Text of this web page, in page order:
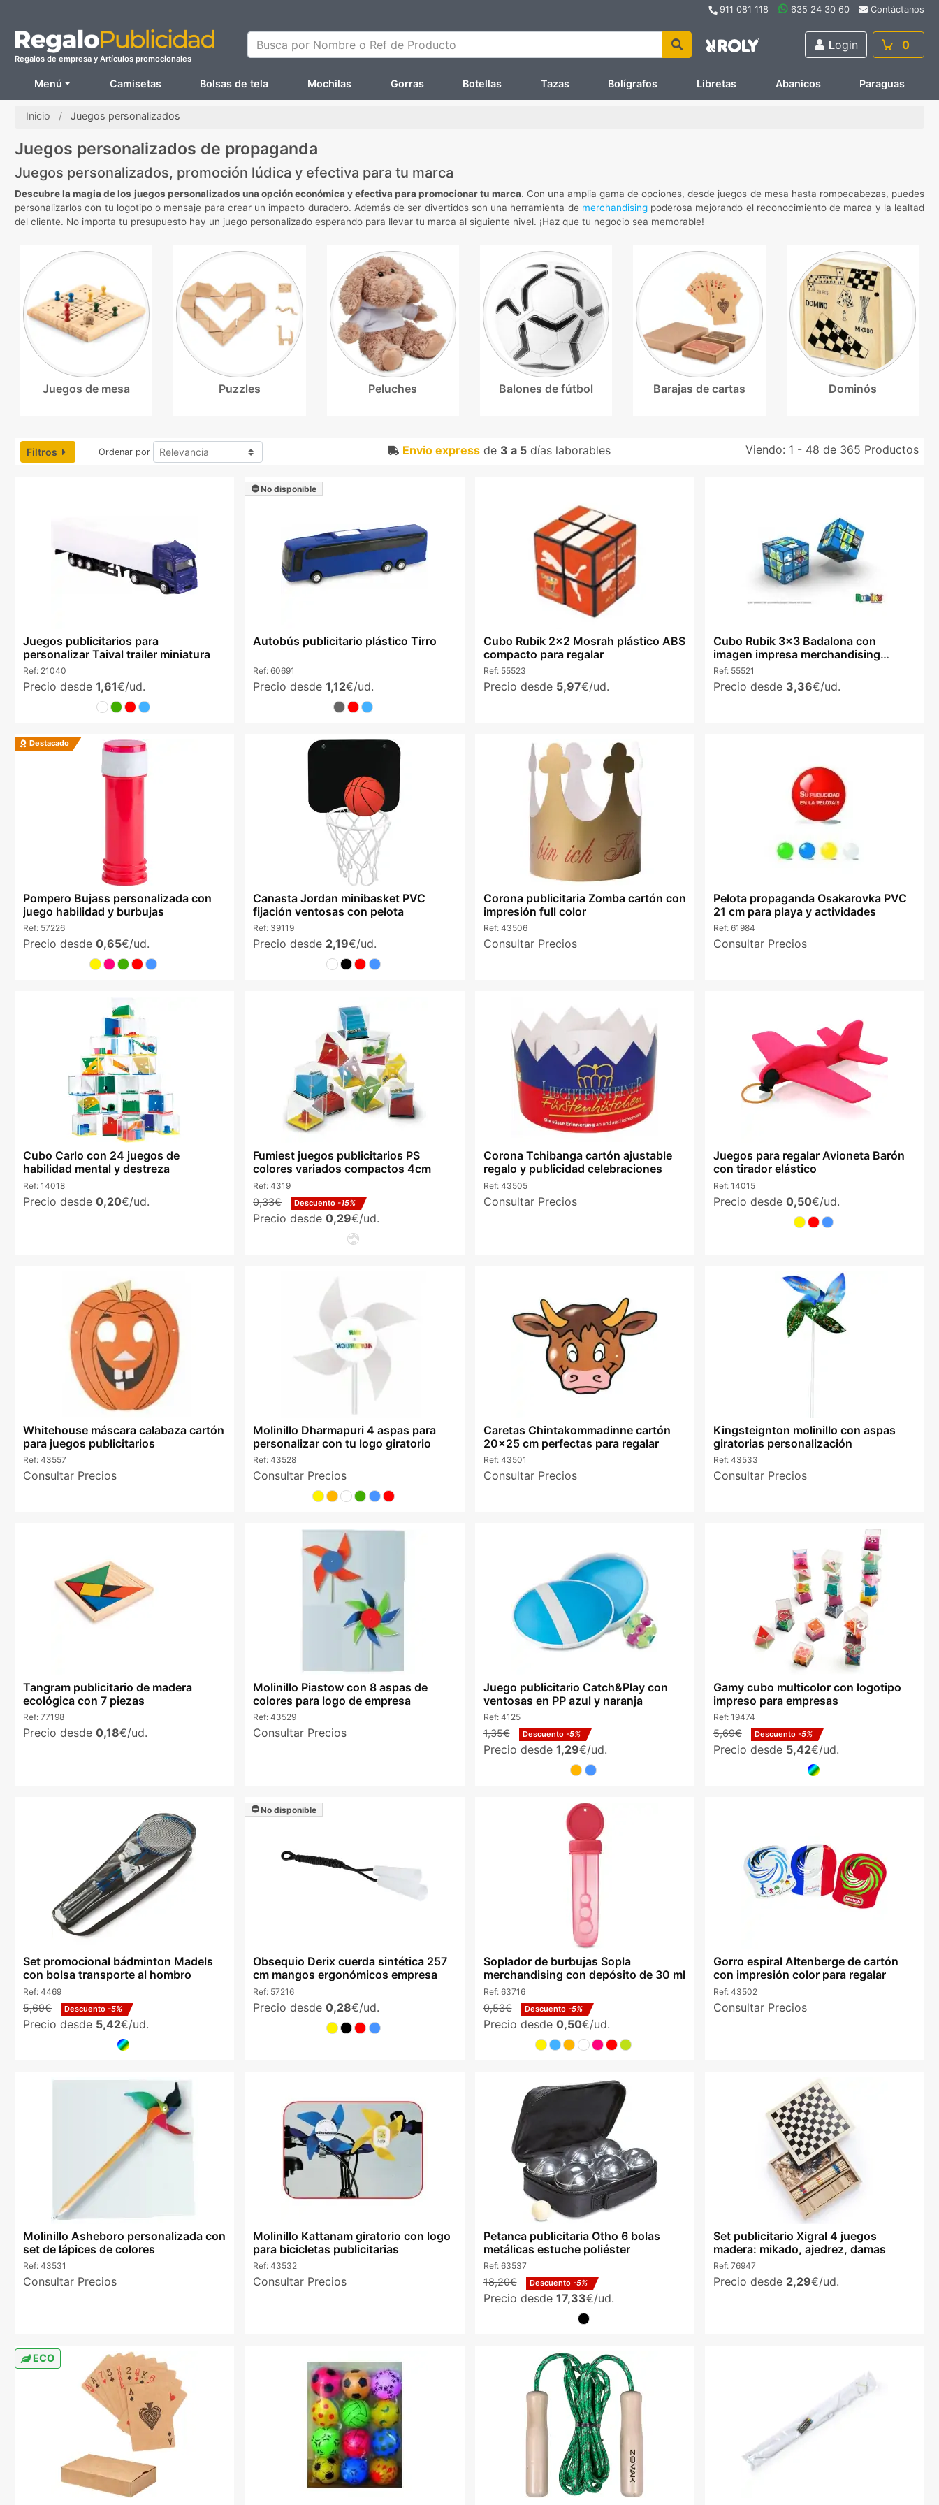
911 081 118 635 24 30 60 Contáctanos
Regalos de empresa y Artículos promocionales
Busca por Nombre o Ref de Producto Login 0
Menú Camisetas Bolsas de tela Mochilas Gorras Botellas Tazas Bolígrafos Libretas Abanicos Paraguas
Inicio Juegos personalizados
Juegos personalizados de propaganda
Juegos personalizados, promoción lúdica y efectiva para tu marca
Descubre la magia de los juegos personalizados una opción económica y efectiva para promocionar tu marca. Con una amplia gama de opciones, desde juegos de mesa hasta rompecabezas, puedes
personalizarlos con tu logotipo o mensaje para crear un impacto duradero. Además de ser divertidos son una herramienta de merchandisingpoderosa mejorando el reconocimiento de marca y la lealtad
del cliente. No importa tu presupuesto hay un juego personalizado esperando para llevar tu marca al siguiente nivel. ¡Haz que tu negocio sea memorable!
Juegos de mesa Puzzles Peluches Balones de fútbol Barajas de cartas Dominós
Filtros Ordenar por Envio expressde 3 a 5días laborables Viendo: 1 - 48 de 365 Productos
Juegos publicitarios para
personalizar Taival trailer miniatura
Ref: 21040
Precio desde 1,61€/ud.
No disponible
Autobús publicitario plástico Tirro
Ref:60691
Precio desde1,12€/ud.
Cubo Rubik 2x2 Mosrah plástico ABS
compacto para regalar
Ref: 55523
Precio desde 5,97€/ud.
Cubo Rubik 3x3 Badalona con
imagen impresa merchandising
publicidad
Ref: 55521
Precio desde 3,36€/ud.
Destacado
Pompero Bujass personalizada con
juego habilidad y burbujas
Ref: 57226
Precio desde 0,65€/ud.
Canasta Jordan minibasket PVC
fijación ventosas con pelota
Ref: 39119
Precio desde 2,19€/ud.
Corona publicitaria Zomba cartón con
impresión full color
Ref: 43506
Consultar Precios
Pelota propaganda Osakarovka PVC
21 cm para playa y actividades
Ref: 61984
Consultar Precios
Cubo Carlo con 24 juegos de
habilidad mental y destreza
Ref: 14018
Precio desde 0,20€/ud.
Fumiest juegos publicitarios PS
colores variados compactos 4cm
Ref:4319
0,33€ Descuento -15%
Precio desde0,29€/ud.
Corona Tchibanga cartón ajustable
regalo y publicidad celebraciones
Ref: 43505
Consultar Precios
Juegos para regalar Avioneta Barón
con tirador elástico
Ref: 14015
Precio desde 0,50€/ud.
Whitehouse máscara calabaza cartón
para juegos publicitarios
Ref: 43557
Consultar Precios
Molinillo Dharmapuri 4 aspas para
personalizar con tu logo giratorio
Ref:43528
Consultar Precios
Caretas Chintakommadinne cartón
20x25 cm perfectas para regalar
Ref: 43501
Consultar Precios
Kingsteignton molinillo con aspas
giratorias personalización
Ref: 43533
Consultar Precios
Tangram publicitario de madera
ecológica con 7 piezas
Ref: 77198
Precio desde 0,18€/ud.
Molinillo Piastow con 8 aspas de
colores para logo de empresa
Ref:43529
Consultar Precios
Juego publicitario Catch&Play con
ventosas en PP azul y naranja
Ref: 4125
1,35€ Descuento -5%
Precio desde 1,29€/ud.
Gamy cubo multicolor con logotipo
impreso para empresas
Ref: 19474
5,69€ Descuento -5%
Precio desde 5,42€/ud.
Set promocional bádminton Madels
con bolsa transporte al hombro
Ref: 4469
5,69€ Descuento -5%
Precio desde 5,42€/ud.
No disponible
Obsequio Derix cuerda sintética 257
cm mangos ergonómicos empresa
Ref: 57216
Precio desde0,28€/ud.
Soplador de burbujas Sopla
merchandising con depósito de 30 ml
Ref: 63716
0,53€ Descuento -5%
Precio desde 0,50€/ud.
Gorro espiral Altenberge de cartón
con impresión color para regalar
Ref: 43502
Consultar Precios
Molinillo Asheboro personalizada con
set de lápices de colores
Ref: 43531
Consultar Precios
Molinillo Kattanam giratorio con logo
para bicicletas publicitarias
Ref:43532
Consultar Precios
Petanca publicitaria Otho 6 bolas
metálicas estuche poliéster
Ref: 63537
18,20€ Descuento -5%
Precio desde 17,33€/ud.
Set publicitario Xigral 4 juegos
madera: mikado, ajedrez, damas
Ref: 76947
Precio desde 2,29€/ud.
ECO